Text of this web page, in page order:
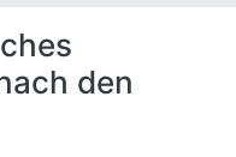
den